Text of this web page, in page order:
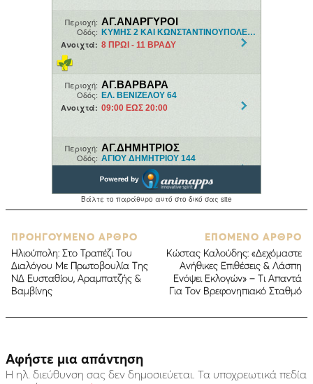
ΠΡΟΗΓΟΥΜΕΝΟ ΑΡΘΡΟ
Ηλιούπολη: Στο Τραπέζι Του
Διαλόγου Με Πρωτοβουλία Της
ΝΔ Ευσταθίου, Αραμπατζής &
Βαμβίνης
ΕΠΟΜΕΝΟ ΑΡΘΡΟ
Κώστας Καλούδης: «Δεχόμαστε
Ανήθικες Επιθέσεις & Λάσπη
Ενόψει Εκλογών» – Τι Απαντά
Για Τον Βρεφονηπιακό Σταθμό
Αφήστε μια απάντηση
Η ηλ. διεύθυνση σας δεν δημοσιεύεται. Τα υποχρεωτικά πεδία